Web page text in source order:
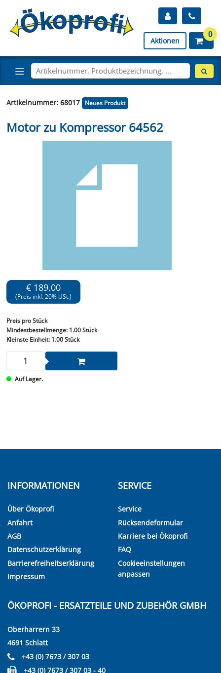
Aktionen
0
Artikelnummer: 68017 Neues Produkt
Motor zu Kompressor 64562
€ 189.00
(Preis inkl. 20% USt.)
Preis pro Stück
Mindestbestellmenge: 1.00 Stück
Kleinste Einheit:1.00 Stück
Auf Lager.
INFORMATIONEN
Über Ökoprofi
Anfahrt
AGB
Datenschutzerklärung
Barrierefreiheitserklärung
Impressum
SERVICE
Service
Rücksendeformular
Karriere bei Ökoprofi
FAQ
Cookieeinstellungen
anpassen
ÖKOPROFI - ERSATZTEILE UND ZUBEHÖR GMBH
Oberharrern 33
4691 Schlatt
+43 (0) 7673 / 307 03
+43 (0) 7673 / 307 03 - 40